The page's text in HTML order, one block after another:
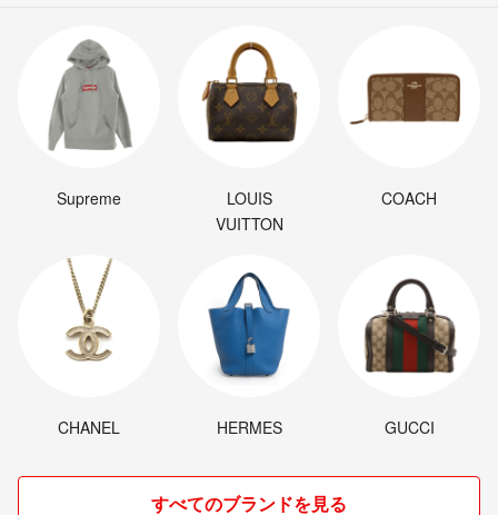
Supreme
LOUIS
VUITTON
COACH
CHANEL HERMES GUCCI
すべてのブランドを見る